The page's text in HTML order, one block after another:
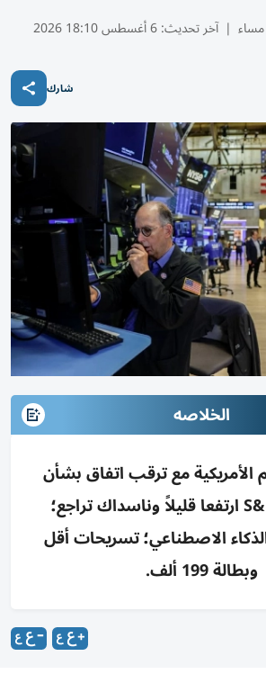
| آخر تحديث:6 أغسطس 18:10 2026
شارك
الخلاصه
الأمريكية مع ترقب اتفاق بشأن
هرمز؛ داو وS&P ارتفعا قليلاً وناسداك تراجع؛
الاصطناعي؛ تسريحات أقل
وبطالة 199 ألف.